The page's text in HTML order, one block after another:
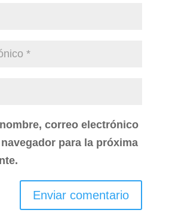
correo electrónico
para la próxima